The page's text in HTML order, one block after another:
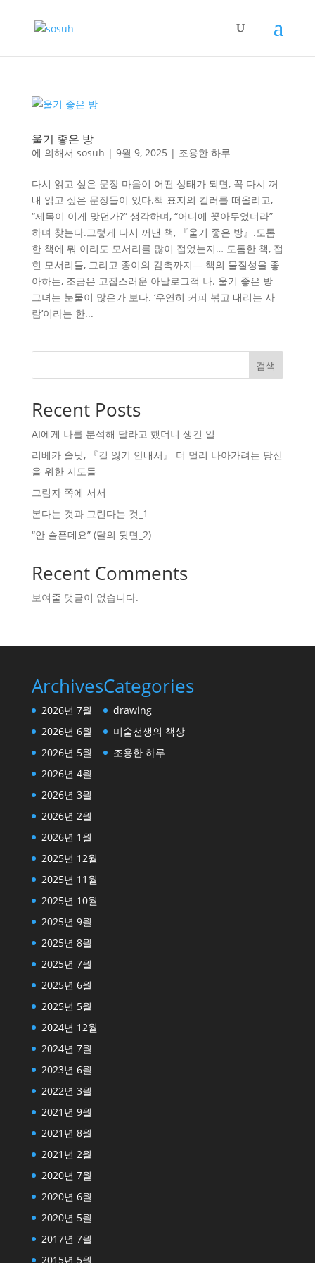
울기 좋은 방
에 의해서 sosuh | 9월 9, 2025 | 조용한 하루
다시 읽고 싶은 문장 마음이 어떤 상태가 되면, 꼭 다시 꺼
내 읽고 싶은 문장들이 있다.책 표지의 컬러를 떠올리고,
“제목이 이게 맞던가?” 생각하며, “어디에 꽂아두었더라”
하며 찾는다.그렇게 다시 꺼낸 책, 『울기 좋은 방』.도톰
한 책에 뭐 이리도 모서리를 많이 접었는지… 도톰한 책, 접
힌 모서리들, 그리고 종이의 감촉까지— 책의 물질성을 좋
아하는, 조금은 고집스러운 아날로그적 나. 울기 좋은 방
그녀는 눈물이 많은가 보다. ‘우연히 커피 볶고 내리는 사
람’이라는 한...
검색
Recent Posts
AI에게 나를 분석해 달라고 했더니 생긴 일
리베카 솔닛, 『길 잃기 안내서』 더 멀리 나아가려는 당신
을 위한 지도들
그림자 쪽에 서서
본다는 것과 그린다는 것_1
“안 슬픈데요” (달의 뒷면_2)
Recent Comments
보여줄 댓글이 없습니다.
Archives
2026년 7월
2026년 6월
2026년 5월
2026년 4월
2026년 3월
2026년 2월
2026년 1월
2025년 12월
2025년 11월
2025년 10월
2025년 9월
2025년 8월
2025년 7월
2025년 6월
2025년 5월
2024년 12월
2024년 7월
2023년 6월
2022년 3월
2021년 9월
2021년 8월
2021년 2월
2020년 7월
2020년 6월
2020년 5월
2017년 7월
2015년 5월
Categories
drawing
미술선생의 책상
조용한 하루